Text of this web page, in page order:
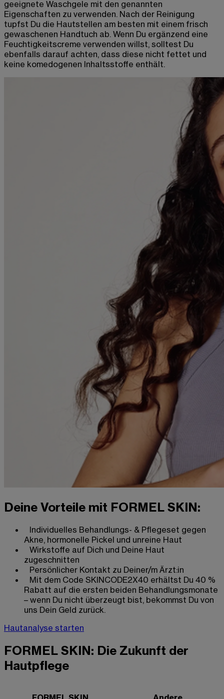
geeignete Waschgele mit den genannten
Eigenschaften zu verwenden. Nach der Reinigung
tupfst Du die Hautstellen am besten mit einem frisch
gewaschenen Handtuch ab. Wenn Du ergänzend eine
Feuchtigkeitscreme verwenden willst, solltest Du
ebenfalls darauf achten, dass diese nicht fettet und
keine komedogenen Inhaltsstoffe enthält.
Deine Vorteile mit FORMEL SKIN:
Individuelles Behandlungs- & Pflegeset gegen
Akne, hormonelle Pickel und unreine Haut
Wirkstoffe auf Dich und Deine Haut
zugeschnitten
Persönlicher Kontakt zu Deiner/m Ärzt:in
Mit dem Code SKINCODE2X40 erhältst Du 40 %
Rabatt auf die ersten beiden Behandlungsmonate
– wenn Du nicht überzeugt bist, bekommst Du von
uns Dein Geld zurück.
Hautanalyse starten
FORMEL SKIN: Die Zukunft der
Hautpflege